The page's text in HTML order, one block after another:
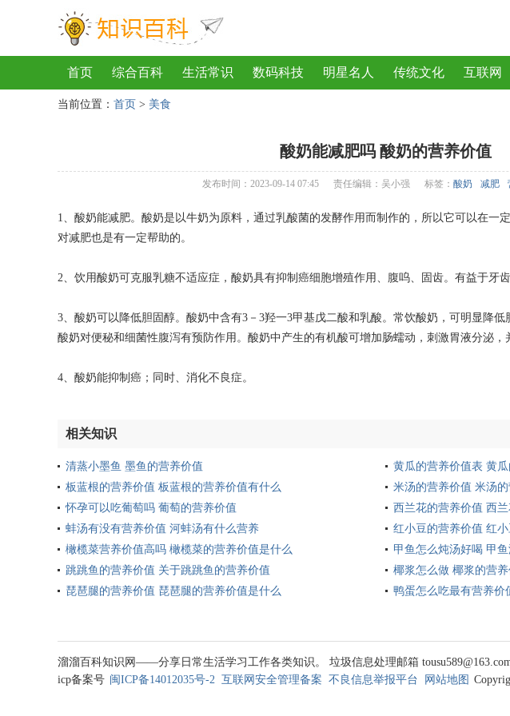
首页 综合百科 生活常识 数码科技 明星名人 传统文化 互联网
地理 房产 金融
当前位置： 首页 > 美食
酸奶能减肥吗 酸奶的营养价值
发布时间：2023-09-14 07:45 责任编辑：吴小强 标签： 酸奶 减肥
1、酸奶能减肥。酸奶是以牛奶为原料，通过乳酸菌的发酵作用而制作的，所以它可以在一
对减肥也是有一定帮助的。
2、饮用酸奶可克服乳糖不适应症，酸奶具有抑制癌细胞增殖作用、腹呜、固齿。有益于牙齿
3、酸奶可以降低胆固醇。酸奶中含有3－3羟一3甲基戊二酸和乳酸。常饮酸奶，可明显降低
酸奶对便秘和细菌性腹泻有预防作用。酸奶中产生的有机酸可增加肠蠕动，刺激胃液分泌，
4、酸奶能抑制癌；同时、消化不良症。
相关知识
清蒸小墨鱼 墨鱼的营养价值
黄瓜的营养价值表 黄
板蓝根的营养价值 板蓝根的营养价值有什么
米汤的营养价值 米汤
怀孕可以吃葡萄吗 葡萄的营养价值
西兰花的营养价值 西
蚌汤有没有营养价值 河蚌汤有什么营养
红小豆的营养价值 红
橄榄菜营养价值高吗 橄榄菜的营养价值是什么
甲鱼怎么炖汤好喝 甲
跳跳鱼的营养价值 关于跳跳鱼的营养价值
椰浆怎么做 椰浆的营养
琵琶腿的营养价值 琵琶腿的营养价值是什么
鸭蛋怎么吃最有营养价
溜溜百科知识网——分享日常生活学习工作各类知识。 垃圾信息处理邮箱
icp备案号 闽ICP备14012035号-2 互联网安全管理备案 不良信息举报平台 网站地图